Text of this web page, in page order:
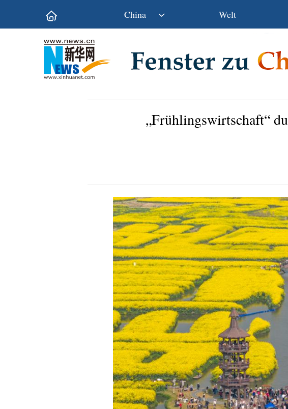
China
Wirtschaft
Kultur&Reise
Welt
„Frühlingswirtschaft“